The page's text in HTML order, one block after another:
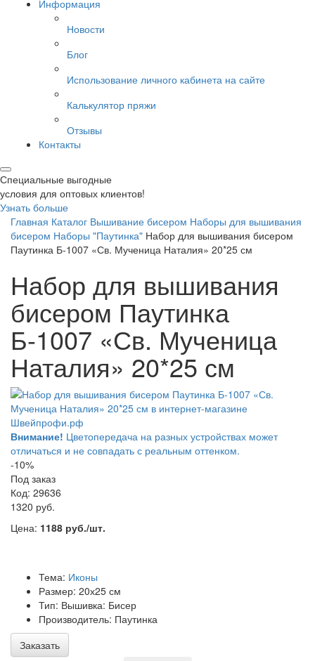
Информация
Новости
Блог
Использование личного кабинета на сайте
Калькулятор пряжи
Отзывы
Контакты
Специальные выгодные
условия для оптовых клиентов!
Узнать больше
Главная Каталог Вышивание бисером Наборы для вышивания
бисером Наборы "Паутинка" Набор для вышивания бисером
Паутинка Б-1007 «Св. Мученица Наталия» 20*25 см
Набор для вышивания
бисером Паутинка
Б-1007 «Св. Мученица
Наталия» 20*25 см
Внимание! Цветопередача на разных устройствах может
отличаться и не совпадать с реальным оттенком.
-10%
Под заказ
Код: 29636
1320 руб.
Цена: 1188 руб./шт.
Тема: Иконы
Размер: 20х25 см
Тип: Вышивка: Бисер
Производитель: Паутинка
Заказать